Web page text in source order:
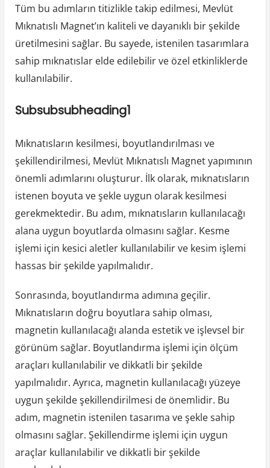
Tüm bu adımların titizlikle takip edilmesi, Mevlüt
Mıknatıslı Magnet’ın kaliteli ve dayanıklı bir şekilde
üretilmesini sağlar. Bu sayede, istenilen tasarımlara
sahip mıknatıslar elde edilebilir ve özel etkinliklerde
kullanılabilir.
Subsubsubheading1
Mıknatısların kesilmesi, boyutlandırılması ve
şekillendirilmesi, Mevlüt Mıknatıslı Magnet yapımının
önemli adımlarını oluşturur. İlk olarak, mıknatısların
istenen boyuta ve şekle uygun olarak kesilmesi
gerekmektedir. Bu adım, mıknatısların kullanılacağı
alana uygun boyutlarda olmasını sağlar. Kesme
işlemi için kesici aletler kullanılabilir ve kesim işlemi
hassas bir şekilde yapılmalıdır.
Sonrasında, boyutlandırma adımına geçilir.
Mıknatısların doğru boyutlara sahip olması,
magnetin kullanılacağı alanda estetik ve işlevsel bir
görünüm sağlar. Boyutlandırma işlemi için ölçüm
araçları kullanılabilir ve dikkatli bir şekilde
yapılmalıdır. Ayrıca, magnetin kullanılacağı yüzeye
uygun şekilde şekillendirilmesi de önemlidir. Bu
adım, magnetin istenilen tasarıma ve şekle sahip
olmasını sağlar. Şekillendirme işlemi için uygun
araçlar kullanılabilir ve dikkatli bir şekilde